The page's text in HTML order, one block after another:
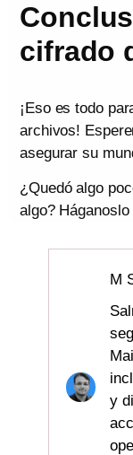
cifrado
¡Eso es todo
archivos!
asegurar su
¿Quedó algo
algo?
M
y